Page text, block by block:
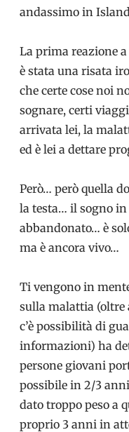
andassimo in
La prima reazione
è stata una risata
che certe cose noi
sognare, certi
arrivata lei, la
ed è lei a dettare
Però… però quella
la testa… il sogno
abbandonato… è
ma è ancora vivo…
Ti vengono in
sulla malattia (oltre
c’è possibilità di
informazioni) ha
persone giovani
possibile in 2/3
dato troppo peso a
proprio 3 anni in